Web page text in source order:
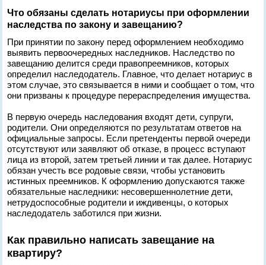
Что обязаны сделать нотариусы при оформлении
наследства по закону и завещанию?
При принятии по закону перед оформлением необходимо
выявить первоочередных наследников. Наследство по
завещанию делится среди правопреемников, которых
определил наследодатель. Главное, что делает нотариус в
этом случае, это связывается в ними и сообщает о том, что
они призваны к процедуре перераспределения имущества.
В первую очередь наследования входят дети, супруги,
родители. Они определяются по результатам ответов на
официальные запросы. Если претенденты первой очереди
отсутствуют или заявляют об отказе, в процесс вступают
лица из второй, затем третьей линии и так далее. Нотариус
обязан учесть все родовые связи, чтобы установить
истинных преемников. К оформлению допускаются также
обязательные наследники: несовершеннолетние дети,
нетрудоспособные родители и иждивенцы, о которых
наследодатель заботился при жизни.
Как правильно написать завещание на
квартиру?